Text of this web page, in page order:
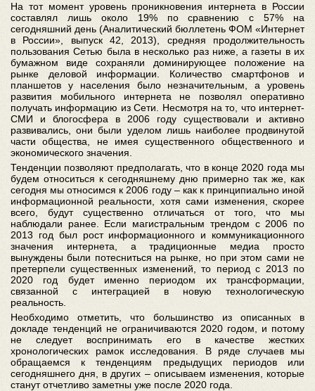
На тот момент уровень проникновения интернета в России
составлял лишь около 19% по сравнению с 57% на
сегодняшний день (Аналитический бюллетень ФОМ «Интернет
в России», выпуск 42, 2013), средняя продолжительность
пользования Сетью была в несколько раз ниже, а газеты в их
бумажном виде сохраняли доминирующее положение на
рынке деловой информации. Количество смартфонов и
планшетов у населения было незначительным, а уровень
развития мобильного интернета не позволял оперативно
получать информацию из Сети. Несмотря на то, что интернет-
СМИ и блогосфера в 2006 году существовали и активно
развивались, они были уделом лишь наиболее продвинутой
части общества, не имея существенного общественного и
экономического значения.
Тенденции позволяют предполагать, что в конце 2020 года мы
будем относиться к сегодняшнему дню примерно так же, как
сегодня мы относимся к 2006 году – как к принципиально иной
информационной реальности, хотя сами изменения, скорее
всего, будут существенно отличаться от того, что мы
наблюдали ранее. Если магистральным трендом с 2006 по
2013 год был рост информационного и коммуникационного
значения интернета, а традиционные медиа просто
вынуждены были потесниться на рынке, но при этом сами не
претерпели существенных изменений, то период с 2013 по
2020 год будет именно периодом их трансформации,
связанной с интеграцией в новую технологическую
реальность.
Необходимо отметить, что большинство из описанных в
докладе тенденций не ограничиваются 2020 годом, и потому
не следует воспринимать его в качестве жестких
хронологических рамок исследования. В ряде случаев мы
обращаемся к тенденциям предыдущих периодов или
сегодняшнего дня, в других – описываем изменения, которые
станут отчетливо заметны уже после 2020 года.